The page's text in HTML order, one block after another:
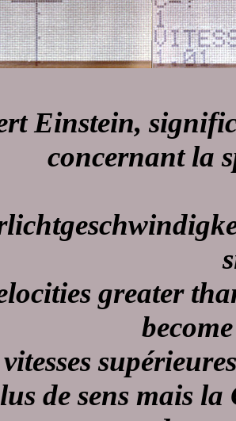
Einstein,
concernant la
greater
de sens mais